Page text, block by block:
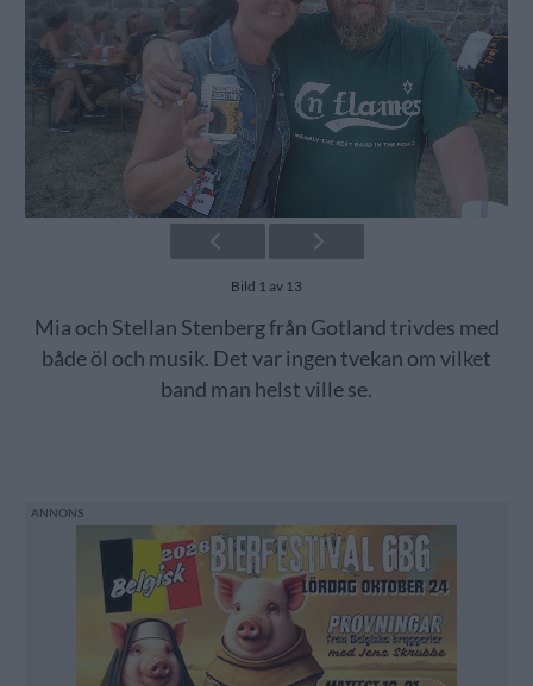
Bild 1 av 13
Mia och Stellan Stenberg från Gotland trivdes med
både öl och musik. Det var ingen tvekan om vilket
band man helst ville se.